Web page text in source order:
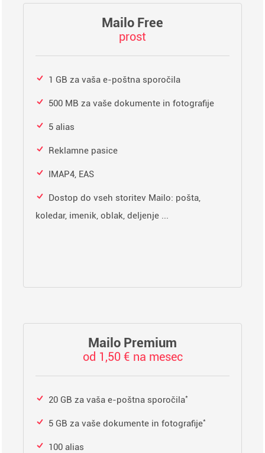
Mailo Free
prost
1 GB za vaša e-poštna sporočila
500 MB za vaše dokumente in fotografije
5 alias
Reklamne pasice
IMAP4, EAS
Dostop do vseh storitev Mailo: pošta,
koledar, imenik, oblak, deljenje ...
Mailo Premium
od 1,50 € na mesec
20 GB za vaša e-poštna sporočila*
5 GB za vaše dokumente in fotografije*
100 alias